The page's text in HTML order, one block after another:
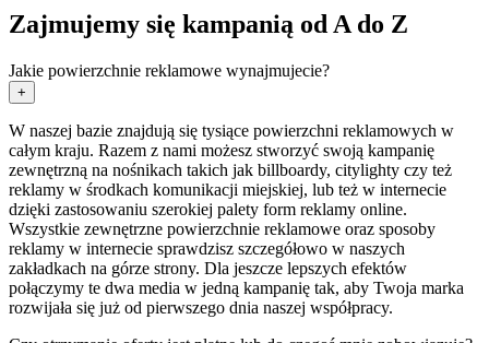
Zajmujemy się kampanią od A do Z
Jakie powierzchnie reklamowe wynajmujecie?
+
W naszej bazie znajdują się tysiące powierzchni reklamowych w
całym kraju. Razem z nami możesz stworzyć swoją kampanię
zewnętrzną na nośnikach takich jak billboardy, citylighty czy też
reklamy w środkach komunikacji miejskiej, lub też w internecie
dzięki zastosowaniu szerokiej palety form reklamy online.
Wszystkie zewnętrzne powierzchnie reklamowe oraz sposoby
reklamy w internecie sprawdzisz szczegółowo w naszych
zakładkach na górze strony. Dla jeszcze lepszych efektów
połączymy te dwa media w jedną kampanię tak, aby Twoja marka
rozwijała się już od pierwszego dnia naszej współpracy.